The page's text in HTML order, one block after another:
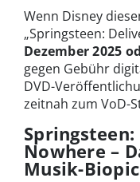
Wenn Disney
„Springsteen:
Dezember 2025
gegen Gebühr
DVD-
zeitnah zum VoD-
Nowhere –
Musik-Biopic